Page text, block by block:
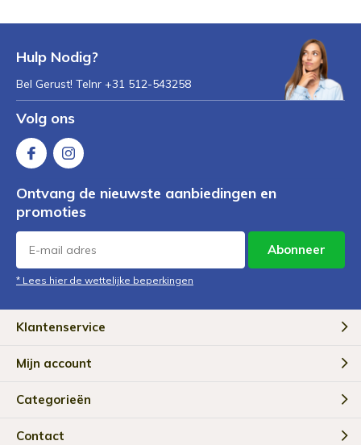
Hulp Nodig?
Bel Gerust! Telnr +31 512-543258
Volg ons
Ontvang de nieuwste aanbiedingen en
promoties
Abonneer
* Lees hier de wettelijke beperkingen
Klantenservice
Mijn account
Categorieën
Contact